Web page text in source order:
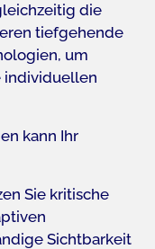
die
tiefgehende
um
individuellen
kann Ihr
Sie kritische
Sichtbarkeit